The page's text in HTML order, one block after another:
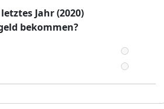
Jahr (2020)
bekommen?